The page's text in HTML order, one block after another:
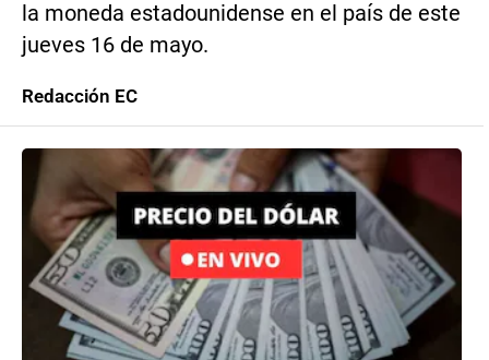
la moneda estadounidense en el país de este
jueves 16 de mayo.
Redacción EC